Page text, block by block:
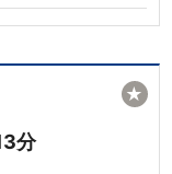
分
★